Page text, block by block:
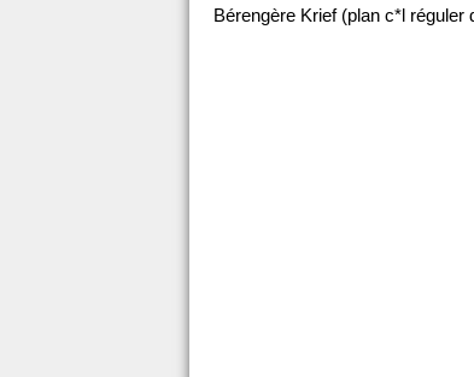
Bérengère Krief (plan c*l